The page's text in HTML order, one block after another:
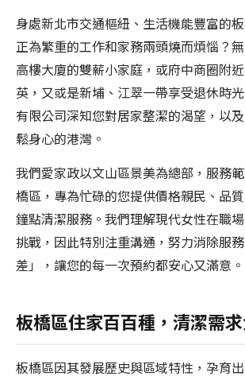
身處新北市交通樞紐、生活機能豐富的
正為繁重的工作和家務兩頭燒而煩惱？
高樓大廈的雙薪小家庭，或府中商圈附
英，又或是新埔、江翠一帶享受退休時
有限公司深知您對居家整潔的渴望，以
鬆身心的港灣。
我們愛家政以文山區景美為總部，服務
橋區，專為忙碌的您提供價格親民、品
鐘點清潔服務。我們理解現代女性在職
挑戰，因此特別注重溝通，努力消除服
差」，讓您的每一次預約都安心又滿意。
板橋區住家百百種，清潔需
板橋區因其發展歷史與區域特性，孕育